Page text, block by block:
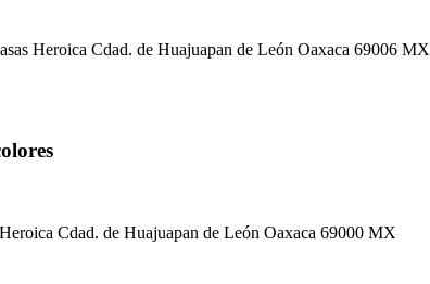
Heroica Cdad. de Huajuapan de León Oaxaca 69006 MX
Cdad. de Huajuapan de León Oaxaca 69000 MX